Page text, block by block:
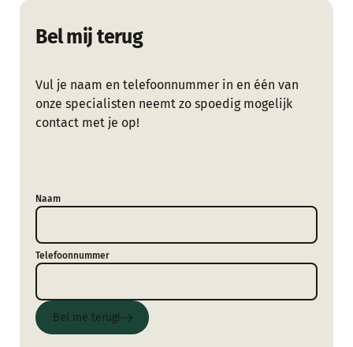
Bel mij terug
Vul je naam en telefoonnummer in en één van
onze specialisten neemt zo spoedig mogelijk
contact met je op!
Naam
Telefoonnummer
Bel me terug!
Bel me terug!